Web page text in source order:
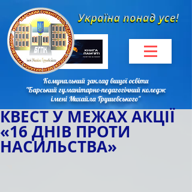
Комунальний заклад вищої освіти
"Барський гуманітарно-педагогічний коледж
імені Михайла Грушевського"
КВЕСТ У МЕЖАХ АКЦІЇ
«16 ДНІВ ПРОТИ
НАСИЛЬСТВА»